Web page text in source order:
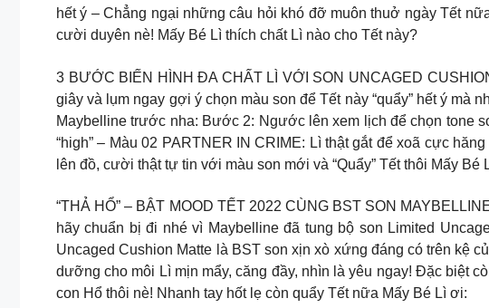
hết ý – Chẳng ngại những câu hỏi khó đỡ muôn thuở ngày Tết
cười duyên nè! Mấy Bé Lì thích chất Lì nào cho Tết này?
3 BƯỚC BIẾN HÌNH ĐA CHẤT LÌ VỚI SON UNCAGED
giây và lụm ngay gợi ý chọn màu son để Tết này “quẩy” hết ý mà
Maybelline trước nha: Bước 2: Ngước lên xem lịch để chọn tone
“high” – Màu 02 PARTNER IN CRIME: Lì thật gắt để xoã cực
lên đồ, cười thật tự tin với màu son mới và “Quẩy” Tết thôi Mấy
“THẢ HỔ” – BẬT MOOD TẾT 2022 CÙNG BST SON
hãy chuẩn bị đi nhé vì Maybelline đã tung bộ son Limited
Uncaged Cushion Matte là BST son xịn xò xứng đáng có trên kệ
dưỡng cho môi Lì mịn mẩy, căng đầy, nhìn là yêu ngay! Đặc biệt
con Hổ thôi nè! Nhanh tay hốt lẹ còn quẩy Tết nữa Mấy Bé Lì ơi: